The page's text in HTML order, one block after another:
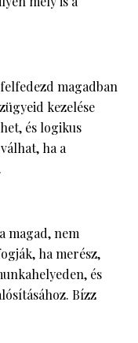
magadban
kezelése
és logikus
ha a
magad, nem
ha merész,
és
Bízz